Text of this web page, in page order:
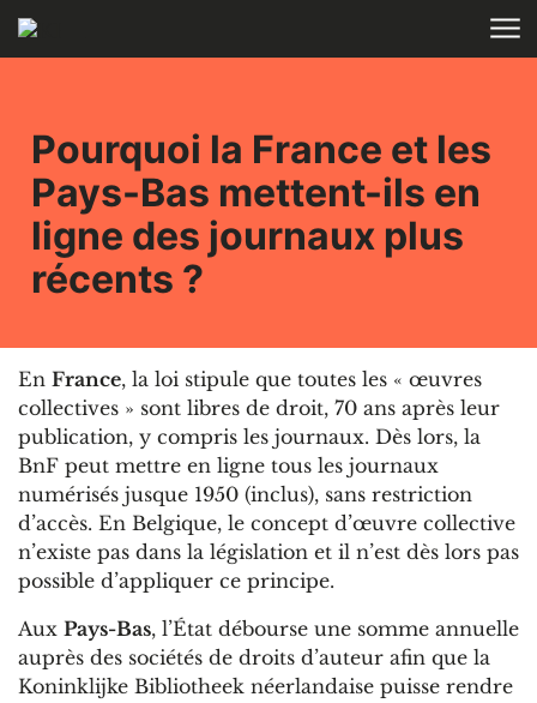
Aller au contenu
Pourquoi la France et les
Pays-Bas mettent-ils en
ligne des journaux plus
récents ?
En France, la loi stipule que toutes les « œuvres
collectives » sont libres de droit, 70 ans après leur
publication, y compris les journaux. Dès lors, la
BnF peut mettre en ligne tous les journaux
numérisés jusque 1950 (inclus), sans restriction
d’accès. En Belgique, le concept d’œuvre collective
n’existe pas dans la législation et il n’est dès lors pas
possible d’appliquer ce principe.
Aux Pays-Bas, l’État débourse une somme annuelle
auprès des sociétés de droits d’auteur afin que la
Koninklijke Bibliotheek néerlandaise puisse rendre